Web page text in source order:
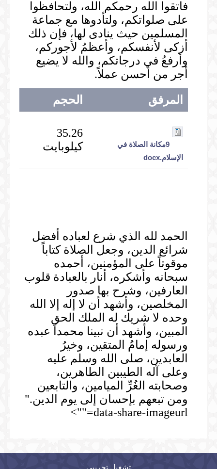
فاتقوا الله رحمكم الله، ولتحافظوا
على صلواتكم، ولتأدوها مع جماعة
المسلمين حيث ينادى لها، فإن ذلك
أزكى لأنفسكم، وأعظمُ لأجوركم،
وأرفعُ في درجاتكم، والله لا يضيع
أجر من أحسن عملاً.
المرفق الحجم
9مكانة الصلاة في
الإسلام.docx
35.26
كيلوبايت
الحمد لله الذي شرع لعباده أفضل
شرائع الدين، وجعل الصلاة كتاباً
موقوتاً على المؤمنين، أحمده
سبحانه وأشكره، أنار بالعبادة قلوب
العارفين، وشرح بها صدور
المخلصين، وأشهد أن لا إله إلا الله
وحده لا شريك له الملك الحق
المبين، وأشهد أن نبينا محمداً عبده
ورسوله إمامُ المتقين، وخيرُ
العابدين، صلى الله وسلم عليه
وعلى آله الطيبين الطاهرين،
وصحابته الغُرِّ الميامين، والتابعين
ومن تبعهم بإحسان إلى يوم الدين."
data-share-imageurl="">
تشغيل تجريبي